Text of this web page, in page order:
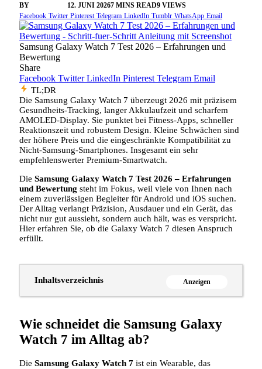
BY 12. JUNI 20267 MINS READ9 VIEWS
Facebook Twitter Pinterest Telegram LinkedIn Tumblr WhatsApp Email
Samsung Galaxy Watch 7 Test 2026 – Erfahrungen und
Bewertung
Share
Facebook Twitter LinkedIn Pinterest Telegram Email
TL;DR
Die Samsung Galaxy Watch 7 überzeugt 2026 mit präzisem
Gesundheits‑Tracking, langer Akkulaufzeit und scharfem
AMOLED‑Display. Sie punktet bei Fitness‑Apps, schneller
Reaktionszeit und robustem Design. Kleine Schwächen sind
der höhere Preis und die eingeschränkte Kompatibilität zu
Nicht‑Samsung‑Smartphones. Insgesamt ein sehr
empfehlenswerter Premium‑Smartwatch.
Die Samsung Galaxy Watch 7 Test 2026 – Erfahrungen
und Bewertung steht im Fokus, weil viele von Ihnen nach
einem zuverlässigen Begleiter für Android und iOS suchen.
Der Alltag verlangt Präzision, Ausdauer und ein Gerät, das
nicht nur gut aussieht, sondern auch hält, was es verspricht.
Hier erfahren Sie, ob die Galaxy Watch 7 diesen Anspruch
erfüllt.
Inhaltsverzeichnis Anzeigen
Wie schneidet die Samsung Galaxy
Watch 7 im Alltag ab?
Die Samsung Galaxy Watch 7 ist ein Wearable, das